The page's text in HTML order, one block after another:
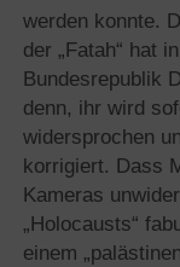
werden konnte.
der „Fatah“ hat
Bundesrepublik
denn, ihr wird
widersprochen
korrigiert. Dass
Kameras
„Holocausts“
einem